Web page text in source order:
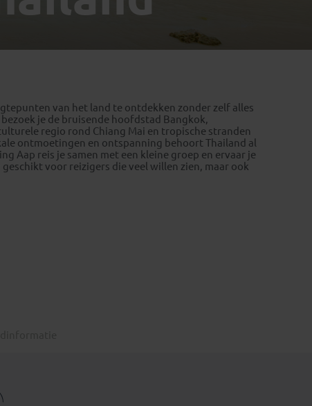
Emiraten
(1)
van het land te ontdekken zonder zelf alles
je de bruisende hoofdstad Bangkok,
regio rond Chiang Mai en tropische stranden
ontmoetingen en ontspanning behoort Thailand al
Aap reis je samen met een kleine groep en ervaar je
voor reizigers die veel willen zien, maar ook